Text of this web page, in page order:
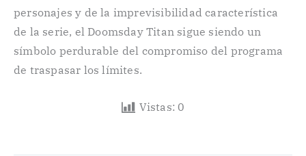
personajes y de la imprevisibilidad característica
de la serie, el Doomsday Titan sigue siendo un
símbolo perdurable del compromiso del programa
de traspasar los límites.
Vistas: 0